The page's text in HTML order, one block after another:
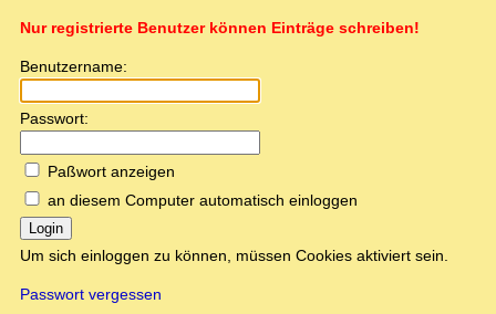
Nur registrierte Benutzer können Einträge schreiben!
Benutzername:
Passwort:
Paßwort anzeigen
an diesem Computer automatisch einloggen
Login
Um sich einloggen zu können, müssen Cookies aktiviert sein.
Passwort vergessen